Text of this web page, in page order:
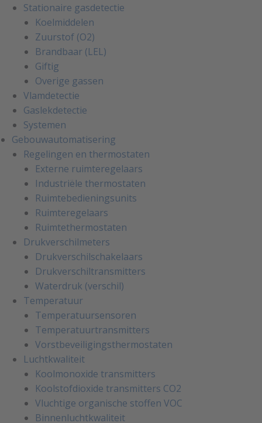
Stationaire gasdetectie
Koelmiddelen
Zuurstof (O2)
Brandbaar (LEL)
Giftig
Overige gassen
Vlamdetectie
Gaslekdetectie
Systemen
Gebouwautomatisering
Regelingen en thermostaten
Externe ruimteregelaars
Industriële thermostaten
Ruimtebedieningsunits
Ruimteregelaars
Ruimtethermostaten
Drukverschilmeters
Drukverschilschakelaars
Drukverschiltransmitters
Waterdruk (verschil)
Temperatuur
Temperatuursensoren
Temperatuurtransmitters
Vorstbeveiligingsthermostaten
Luchtkwaliteit
Koolmonoxide transmitters
Koolstofdioxide transmitters CO2
Vluchtige organische stoffen VOC
Binnenluchtkwaliteit